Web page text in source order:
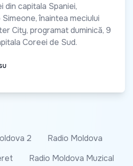
capitala Spaniei,
înaintea meciului
City, programat duminică, 9
Coreei de Sud.
2
Radio Moldova
Radio Moldova Muzical